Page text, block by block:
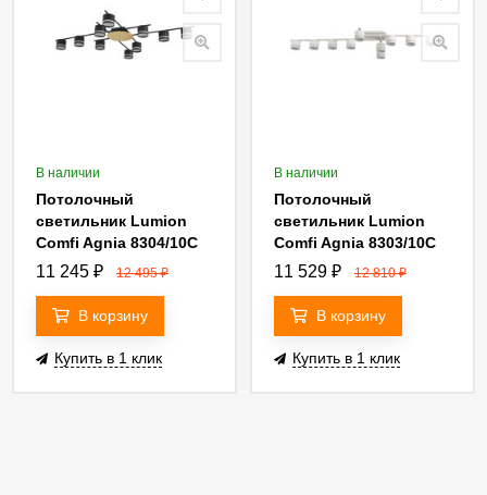
В наличии
Потолочный
светильник Lumion
Comfi Agnia 8304/10C
11 245 ₽ 12 495₽
В корзину
Купить в 1 клик
В наличии
Потолочный
светильник Lumion
Comfi Agnia 8303/10C
11 529 ₽ 12 810₽
В корзину
Купить в 1 клик